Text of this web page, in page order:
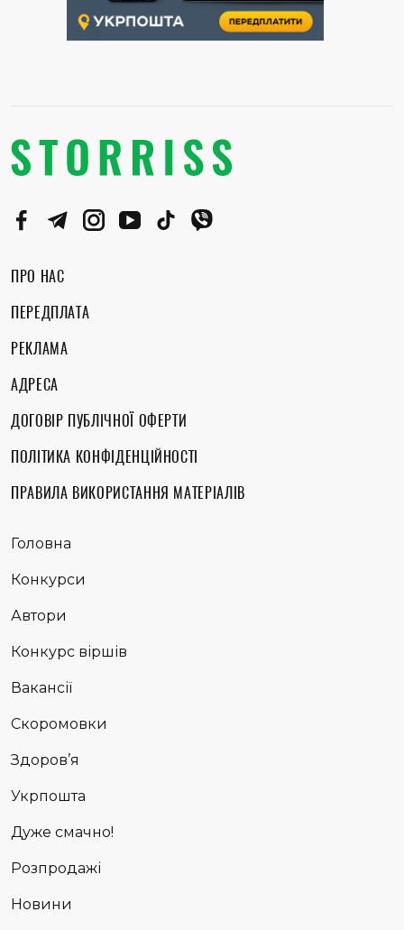
ПРО НАС
ПЕРЕДПЛАТА
РЕКЛАМА
АДРЕСА
ДОГОВІР ПУБЛІЧНОЇ ОФЕРТИ
ПОЛІТИКА КОНФІДЕНЦІЙНОСТІ
ПРАВИЛА ВИКОРИСТАННЯ МАТЕРІАЛІВ
Головна
Конкурси
Автори
Конкурс віршів
Вакансії
Скоромовки
Здоров’я
Укрпошта
Дуже смачно!
Розпродажі
Новини